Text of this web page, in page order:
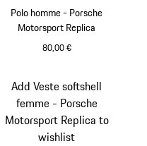
Polo homme - Porsche
Motorsport Replica
80,00 €
Add Veste softshell
femme - Porsche
Motorsport Replica to
wishlist